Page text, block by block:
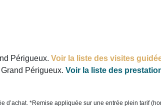
Périgueux. Voir la liste des visites
Périgueux. Voir la liste des
d’achat. *Remise appliquée sur une entrée plein tarif